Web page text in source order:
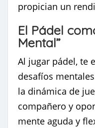
propician un
El Pádel
Mental”
Al jugar pádel, te
desafíos
la dinámica de
compañero y
mente aguda y